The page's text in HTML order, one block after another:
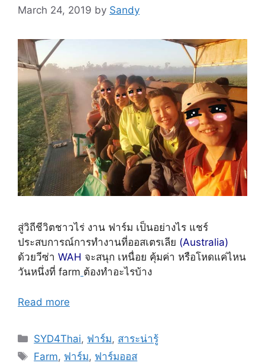
March 24, 2019 by Sandy
สู่วิถีชีวิตชาวไร่ งาน ฟาร์ม เป็นอย่างไร แชร์
ประสบการณ์การทำงานที่ออสเตรเลีย (Australia)
ด้วยวีซ่า WAH จะสนุก เหนื่อย คุ้มค่า หรือโหดแค่ไหน
วันหนึ่งที่ farm ต้องทำอะไรบ้าง
Read more
SYD4Thai, ฟาร์ม, สาระน่ารู้
Farm, ฟาร์ม, ฟาร์มออส